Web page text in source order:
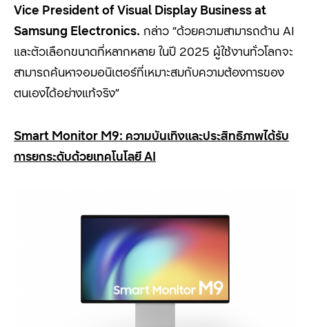
Vice President of Visual Display Business at
Samsung Electronics. กล่าว “ด้วยความสามารถด้าน AI
และตัวเลือกขนาดที่หลากหลาย ในปี 2025 ผู้ใช้งานทั่วโลกจะ
สามารถค้นหาจอมอนิเตอร์ที่เหมาะสมกับความต้องการของ
ตนเองได้อย่างแท้จริง”
Smart Monitor M9: ความบันเทิงและประสิทธิภาพได้รับ
การยกระดับด้วยเทคโนโลยีAI